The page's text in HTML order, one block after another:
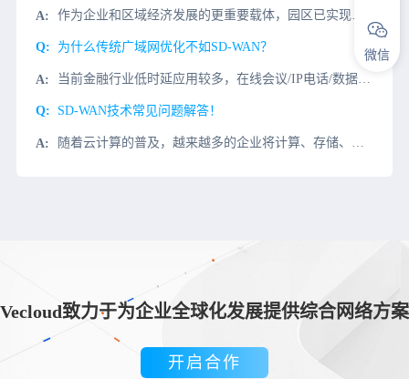
作为企业和区域经济发展的更重要载体，园区已实现展示经济高速发展的推进力。创新是在数字量内的，为企业，提升核心，当前园区在全国各地都在积极园区，脉络络科技的网络服务可加速园区化转型落地。数字经济加速发展
为什么传统广域网优化不如SD-WAN？
当前金融行业低时延应用较多，在线会议/IP电话/数据库等实时同步业务，对传统网络提出了更高的质量要求，企业在应对时往往只能选择运营商提供专线链路来保障业务。出现大量灵活与及时性更高场景，企业布署在各地
SD-WAN技术常见问题解答！
随着云计算的普及，越来越多的企业将计算、存储、服务等上云。然而传统的企业网，越来越难以保障企业上云的价值。如何融合原有的基础设施投资，并且能够敏捷，安全地支撑对云访问的需求？这对任何IT运维人员来说都
Vecloud致力于为企业全球化发展提供综合网络方案
开启合作
微信